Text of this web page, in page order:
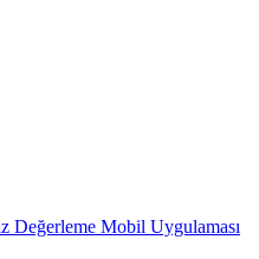
Değerleme Mobil Uygulaması